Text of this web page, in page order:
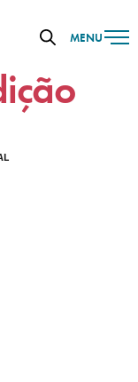
MENU